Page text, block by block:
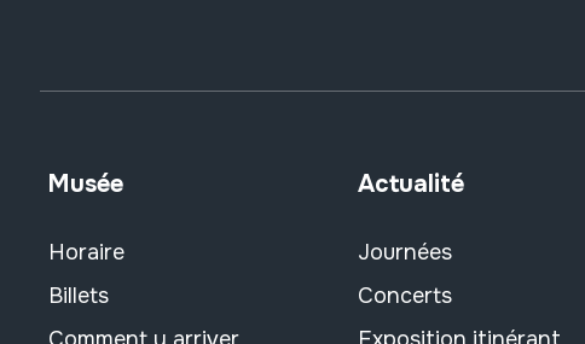
Musée
Horaire
Billets
Comment y arriver
Actualité
Journées
Concerts
Exposition itinérant